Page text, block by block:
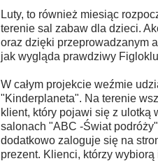
Luty, to również miesiąc
terenie sal zabaw dla dzieci.
oraz dzięki przeprowadzanym
jak wygląda prawdziwy
W całym projekcie weźmie
"Kinderplaneta". Na terenie
klient, który pojawi się z ulotką
salonach "ABC -Świat
dodatkowo zaloguje się na
prezent. Klienci, którzy